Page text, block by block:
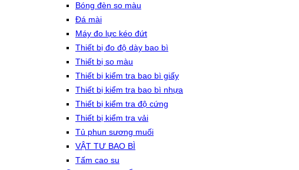
Bóng đèn so màu
Đá mài
Máy đo lực kéo đứt
Thiết bị đo độ dày bao bì
Thiết bị so màu
Thiết bị kiểm tra bao bì giấy
Thiết bị kiểm tra bao bì nhựa
Thiết bị kiểm tra độ cứng
Thiết bị kiểm tra vải
Tủ phun sương muối
VẬT TƯ BAO BÌ
Tấm cao su